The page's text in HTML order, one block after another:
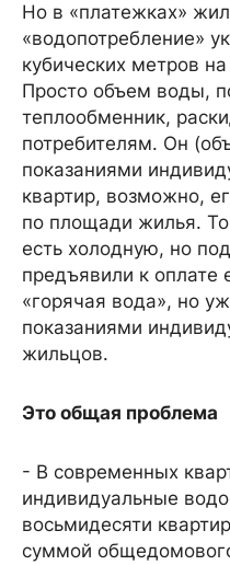
Но в «платежках»
«водопотребление»
кубических метров
Просто объем воды,
теплообменник,
потребителям. Он
показаниями
квартир, возможно,
по площади жилья.
есть холодную, но
предъявили к оплате
«горячая вода», но
показаниями
жильцов.
Это общая проблема
- В современных
индивидуальные
восьмидесяти
суммой